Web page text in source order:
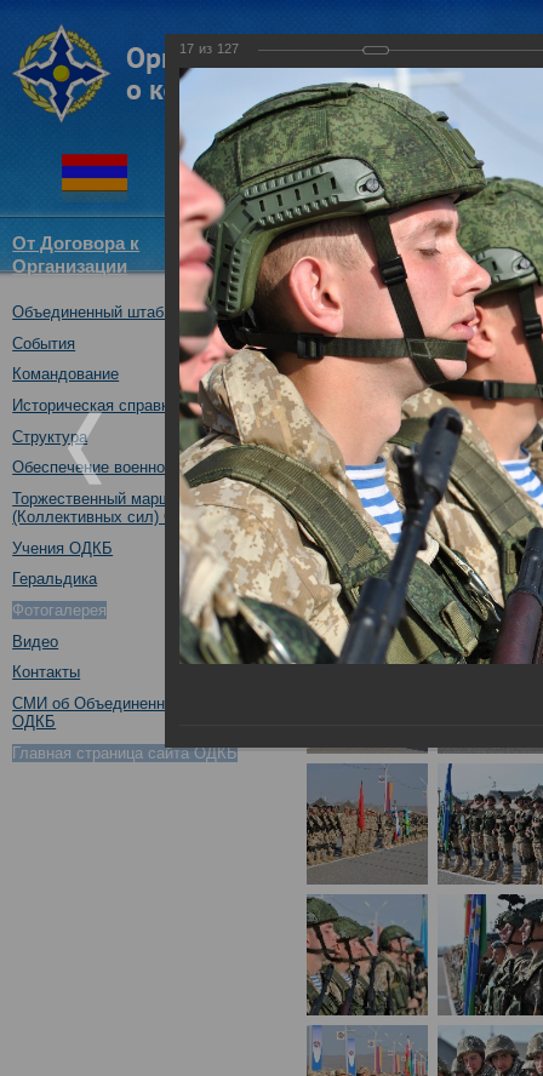
От Договора к
Организации
Структура
ОДКБ
Новости
Объединенный штаб ОДКБ
События
Командование
Историческая справка
Структура
Обеспечение военной безопасности
Торжественный марш Войск
(Коллективных сил) ОДКБ
Учения ОДКБ
Геральдика
Фотогалерея
Видео
Контакты
СМИ об Объединенном штабе
ОДКБ
Главная страница сайта ОДКБ
Открытие совместного
09.10.2017
17 из 127